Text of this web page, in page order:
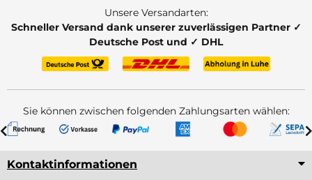
Unsere Versandarten:
Schneller Versand dank unserer zuverlässigen Partner ✓
Deutsche Post und ✓ DHL
Sie können zwischen folgenden Zahlungsarten wählen:
Kontaktinformationen